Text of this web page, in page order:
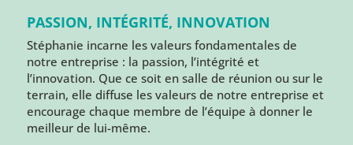
PASSION, INTÉGRITÉ, INNOVATION
Stéphanie incarne les valeurs fondamentales de
notre entreprise : la passion, l’intégrité et
l’innovation. Que ce soit en salle de réunion ou sur le
terrain, elle diffuse les valeurs de notre entreprise et
encourage chaque membre de l’équipe à donner le
meilleur de lui-même.